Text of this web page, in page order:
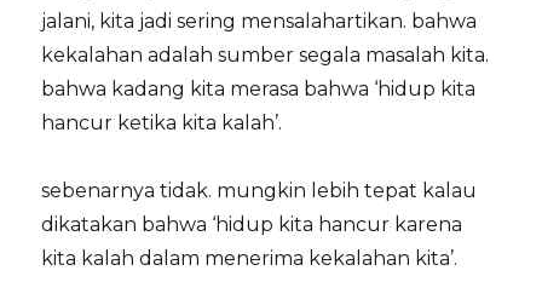
jalani, kita jadi sering mensalahartikan. bahwa
kekalahan adalah sumber segala masalah kita.
bahwa kadang kita merasa bahwa ‘hidup kita
hancur ketika kita kalah’.
sebenarnya tidak. mungkin lebih tepat kalau
dikatakan bahwa ‘hidup kita hancur karena
kita kalah dalam menerima kekalahan kita’.